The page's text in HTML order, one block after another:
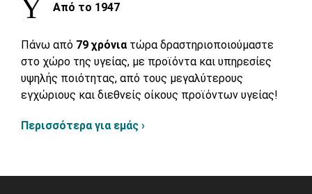
Από το 1947
Πάνω από 79 χρόνια τώρα δραστηριοποιούμαστε
στο χώρο της υγείας, με προϊόντα και υπηρεσίες
υψηλής ποιότητας, από τους μεγαλύτερους
εγχώριους και διεθνείς οίκους προϊόντων υγείας!
Περισσότερα για εμάς ›